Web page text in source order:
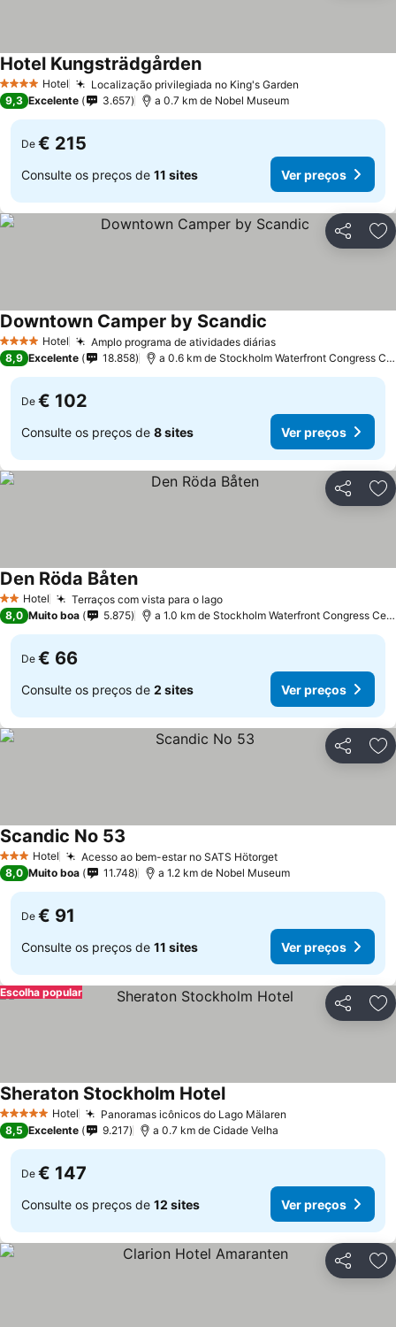
4 EstrelasHotel Localização privilegiada no King's Garden
Hotel Kungsträdgården
9,3 Excelente 3.657 a 0.7 km de Nobel Museum
De € 215
Consulte os preços de 11 sites Ver preços
Partilhar
4 EstrelasHotel Amplo programa de atividades diárias
Downtown Camper by Scandic
8,9 Excelente 18.858 a 0.6 km de Stockholm Waterfront Congress Centre
De € 102
Consulte os preços de 8 sites Ver preços
Partilhar
2 Estrelas
Hotel Terraços com vista para o lago
Den Röda Båten
8,0 Muito boa 5.875 a 1.0 km de Stockholm Waterfront Congress Centre
De € 66
Consulte os preços de 2 sites Ver preços
Partilhar
3 EstrelasHotel Acesso ao bem-estar no SATS Hötorget
Scandic No 53
8,0 Muito boa 11.748 a 1.2 km de Nobel Museum
De € 91
Consulte os preços de 11 sites Ver preços
Partilhar
Escolha popular
5 Estrelas Hotel Panoramas icônicos do Lago Mälaren
Sheraton Stockholm Hotel
8,5 Excelente 9.217 a 0.7 km de Cidade Velha
De € 147
Consulte os preços de 12 sites Ver preços
Partilhar